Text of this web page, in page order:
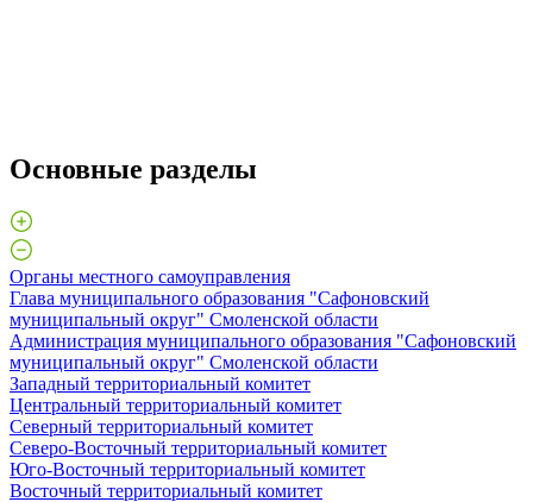
Основные разделы
Органы местного самоуправления
Глава муниципального образования "Сафоновский
муниципальный округ" Смоленской области
Администрация муниципального образования "Сафоновский
муниципальный округ" Смоленской области
Западный территориальный комитет
Центральный территориальный комитет
Северный территориальный комитет
Северо-Восточный территориальный комитет
Юго-Восточный территориальный комитет
Восточный территориальный комитет